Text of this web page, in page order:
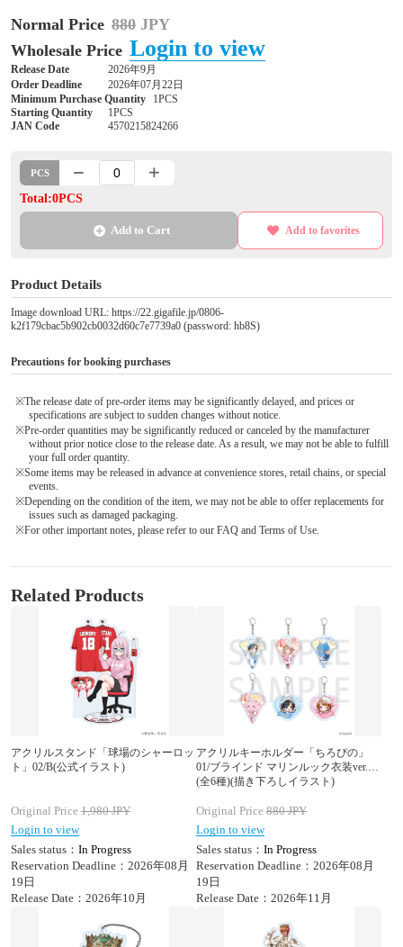
Normal Price 880 JPY
Wholesale Price Login to view
Release Date
2026年9月
Order Deadline
2026年07月22日
Minimum Purchase Quantity
1PCS
Starting Quantity
1PCS
JAN Code
4570215824266
PCS
Total:0PCS
Add to Cart Add to favorites
Product Details
Image download URL: https://22.gigafile.jp/0806-
k2f179cbac5b902cb0032d60c7e7739a0 (password: hb8S)
Precautions for booking purchases
※The release date of pre-order items may be significantly delayed, and prices or
specifications are subject to sudden changes without notice.
※Pre-order quantities may be significantly reduced or canceled by the manufacturer
without prior notice close to the release date. As a result, we may not be able to fulfill
your full order quantity.
※Some items may be released in advance at convenience stores, retail chains, or special
events.
※Depending on the condition of the item, we may not be able to offer replacements for
issues such as damaged packaging.
※For other important notes, please refer to our FAQ and Terms of Use.
Related Products
アクリルスタンド「球場のシャーロッ
ト」02/B(公式イラスト)
Original Price 1,980JPY
Login to view
Sales status： In Progress
Reservation Deadline：2026年08月
19日
Release Date：2026年10月
アクリルキーホルダー「ちろぴの」
01/ブラインド マリンルック衣装ver.
(全6種)(描き下ろしイラスト)
Original Price 880JPY
Login to view
Sales status： In Progress
Reservation Deadline：2026年08月
19日
Release Date：2026年11月